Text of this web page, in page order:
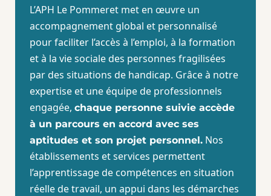
L’APH Le Pommeret met en œuvre un
accompagnement global et personnalisé
pour faciliter l’accès à l’emploi, à la formation
et à la vie sociale des personnes fragilisées
par des situations de handicap. Grâce à notre
expertise et une équipe de professionnels
engagée, chaque personne suivie accède
à un parcours en accord avec ses
aptitudes et son projet personnel. Nos
établissements et services permettent
l’apprentissage de compétences en situation
réelle de travail, un appui dans les démarches